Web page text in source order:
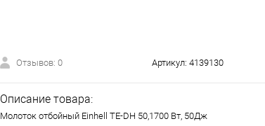
Отзывов: 0 Артикул: 4139130
Описание товара:
Молоток отбойный Einhell TE-DH 50,1700 Вт, 50Дж